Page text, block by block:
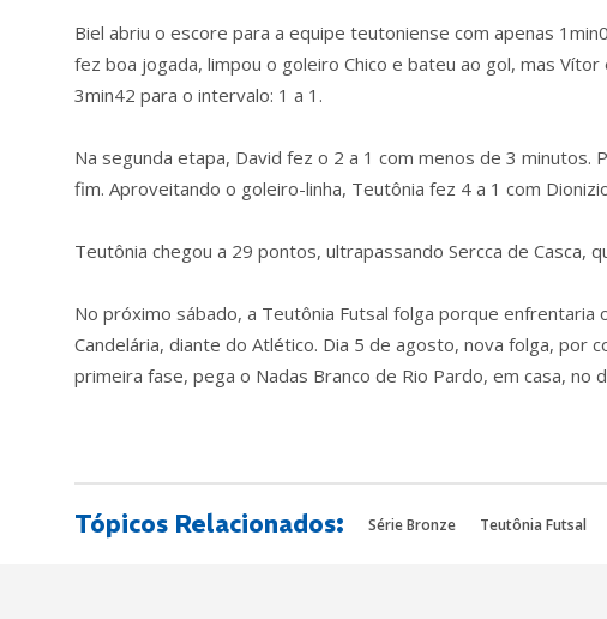
Biel abriu o escore para a equipe teutoniense com apenas
fez boa jogada, limpou o goleiro Chico e bateu ao gol, mas
3min42 para o intervalo: 1 a 1.
Na segunda etapa, David fez o 2 a 1 com menos de 3
fim. Aproveitando o goleiro-linha, Teutônia fez 4 a 1 com
Teutônia chegou a 29 pontos, ultrapassando Sercca de Casca,
No próximo sábado, a Teutônia Futsal folga porque enfrentaria
Candelária, diante do Atlético. Dia 5 de agosto, nova folga, por
primeira fase, pega o Nadas Branco de Rio Pardo, em casa, no
Tópicos Relacionados: Série Bronze Teutônia Futsal